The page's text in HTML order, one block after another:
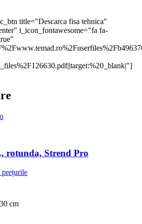
title="Descarca fisa tehnica"
i_icon_fontawesome="fa fa-
rotunda, Strend Pro
prețurile
cm